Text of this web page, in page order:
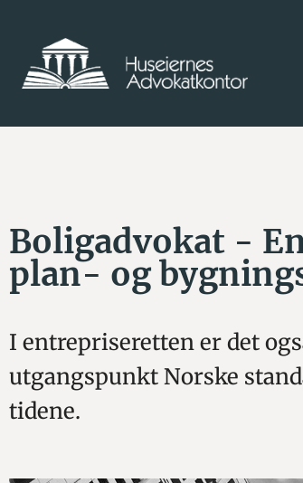
Boligadvokat -
plan- og
I entrepriseretten er det
utgangspunkt Norske
tidene.